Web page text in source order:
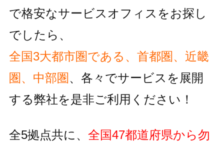
で格安なサービスオフィスをお探し
でしたら、
全国3大都市圏である、首都圏、近畿
圏、中部圏、各々でサービスを 展開
する弊社を是非ご利用ください！
全5拠点共に、 全国47都道府県から勿